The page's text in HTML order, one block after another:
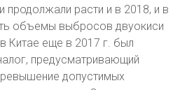
расти и в 2018, и в
объемы выбросов двуокиси
Китае еще в 2017 г. был
предусматривающий
допустимых